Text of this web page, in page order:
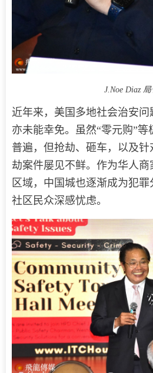
J.Noe Diaz
近年来，美国多地社会治安
亦未能幸免。虽然“零元购”
普遍，但抢劫、砸车，以及
劫案件屡见不鲜。作为华人
区域，中国城也逐渐成为犯
社区民众深感忧虑。